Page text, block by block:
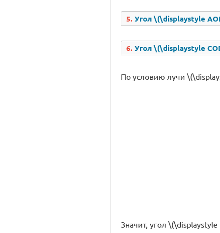
5. Угол \(\displaystyle
6. Угол \(\displaystyle
По условию лучи
Значит, угол